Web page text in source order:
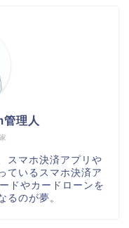
理人
スマホ決済アプリや
ているスマホ決済ア
ドやカードローンを
るのが夢。